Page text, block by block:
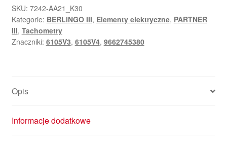
9662745380
6105V3
6105V4
SKU: 7242-AA21_K30
Kategorie: BERLINGO III, Elementy elektryczne, PARTNER
III, Tachometry
Znaczniki: 6105V3, 6105V4, 9662745380
Opis
Informacje dodatkowe